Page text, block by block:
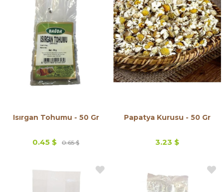
Isırgan Tohumu - 50 Gr
0.45 $ 0.65 $
Papatya Kurusu - 50 Gr
3.23 $